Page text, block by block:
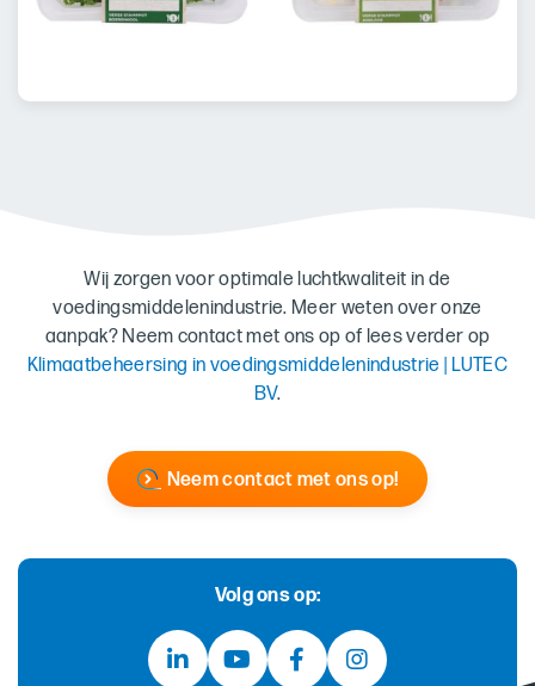
Wij zorgen voor optimale luchtkwaliteit in de
voedingsmiddelenindustrie. Meer weten over onze
aanpak? Neem contact met ons op of lees verder op
Klimaatbeheersing in voedingsmiddelenindustrie | LUTEC
BV.
Neem contact met ons op!
Volg ons op: